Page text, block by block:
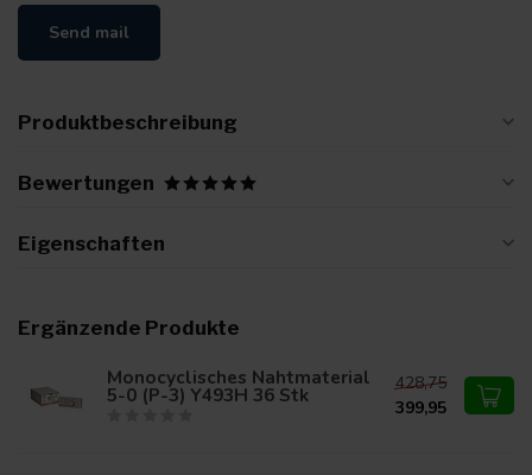
Send mail
Produktbeschreibung
Bewertungen
Eigenschaften
Ergänzende Produkte
Monocyclisches Nahtmaterial
5-0 (P-3) Y493H 36 Stk
428,75
399,95